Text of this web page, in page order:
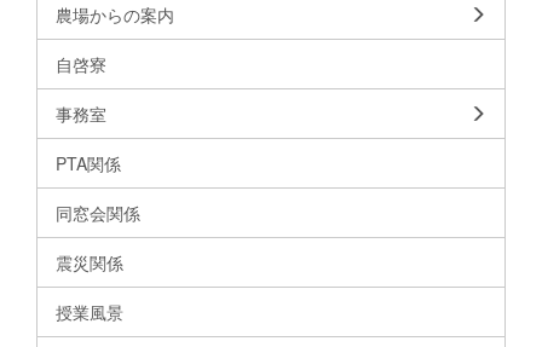
農場からの案内
自啓寮
事務室
PTA関係
同窓会関係
震災関係
授業風景